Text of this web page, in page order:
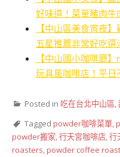
好味道！菜單豬肉牛
【中山區美食宵夜
五星推薦非常好吃還
【中山國小咖啡廳
玩具風咖啡店！平日
Posted in 吃在台北中山區,
Tagged powder咖啡菜單,
powder搬家,行天宮咖啡店,行
roasters,powder coffee